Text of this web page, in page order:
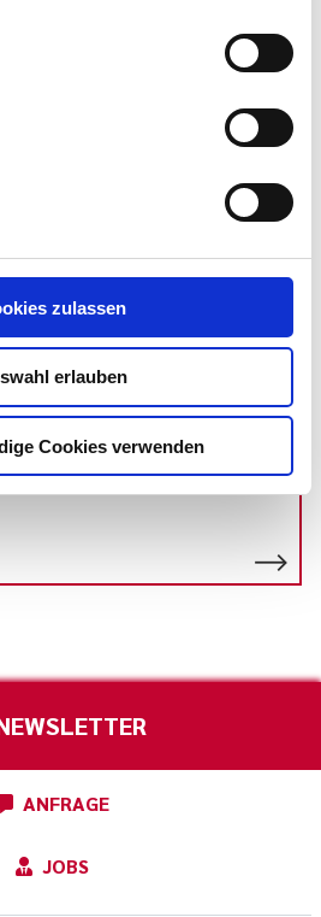
zulassen
erlauben
Cookies verwenden
Augenhöhe entsteht, ist der
ideal ausgestatteten
Team
unser Team kennen.
ANFRAGE
JOBS